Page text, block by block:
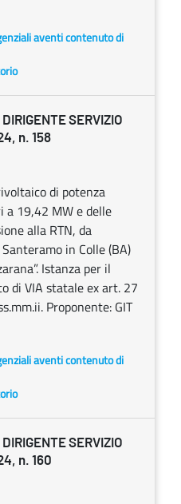
aventi contenuto di
SERVIZIO
n. 158
di potenza
a 19,42 MW e delle
alla RTN, da
in Colle (BA)
Istanza per il
di VIA statale ex art. 27
Proponente: GIT
aventi contenuto di
SERVIZIO
n. 160